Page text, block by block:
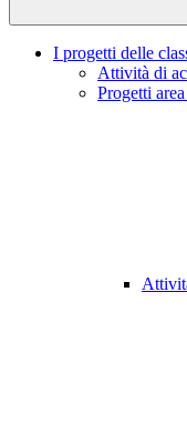
I progetti delle
Attività di
Progetti